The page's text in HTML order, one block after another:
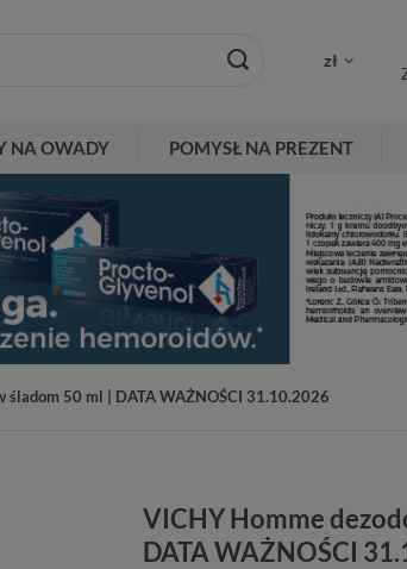
zł
NA OWADY POMYSŁ NA PREZENT
śladom 50 ml | DATA WAŻNOŚCI 31.10.2026
VICHY Homme
DATA WAŻNOŚCI